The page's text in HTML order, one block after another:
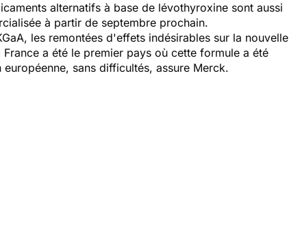
alternatifs à base de lévothyroxine sont aussi
à partir de septembre prochain.
les remontées d'effets indésirables sur la nouvelle
a été le premier pays où cette formule a été
sans difficultés, assure Merck.